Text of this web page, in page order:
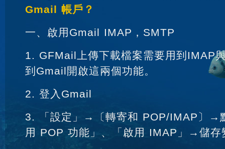
Gmail 帳戶？
一、啟用Gmail IMAP，SMTP
1. GFMail上傳下載檔案需要用到IMAP
到Gmail開啟這兩個功能。
2. 登入Gmail
3. 「設定」→〔轉寄和 POP/IMAP〕→
用 POP 功能」、「啟用 IMAP」→儲存